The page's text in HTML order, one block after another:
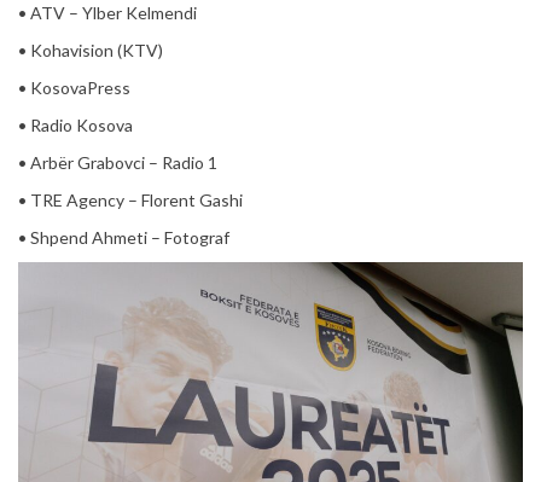
• ATV – Ylber Kelmendi
• Kohavision (KTV)
• KosovaPress
• Radio Kosova
• Arbër Grabovci – Radio 1
• TRE Agency – Florent Gashi
• Shpend Ahmeti – Fotograf